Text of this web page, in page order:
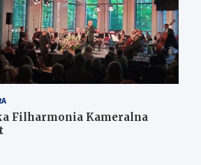
Filharmonia Kameralna